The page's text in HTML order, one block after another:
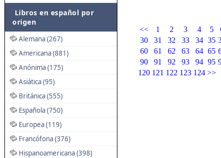
Libros en español por
origen
Alemana (267)
Americana (881)
Anónima (175)
Asiática (95)
Británica (555)
Española (750)
Europea (119)
Francófona (376)
Hispanoamericana (398)
<< 1 2 3 4 5
30
31 32 33 34 35
60
61 62 63 64 65
90
91 92 93 94 95
120 121 122 123 124 >>